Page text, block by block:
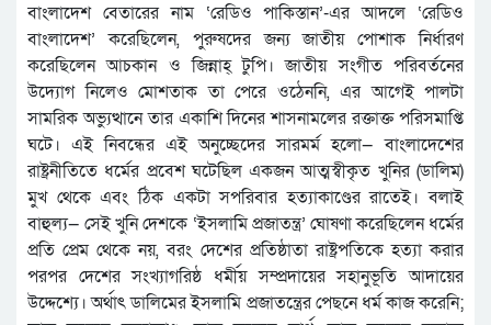
বাংলাদেশ বেতারের নাম ‘রেডিও পাকিস্তান’-এর আদলে ‘রেডিও
বাংলাদেশ’ করেছিলেন, পুরুষদের জন্য জাতীয় পোশাক নির্ধারণ
করেছিলেন আচকান ও জিন্নাহ্‌ টুপি। জাতীয় সংগীত পরিবর্তনের
উদ্যোগ নিলেও মোশতাক তা পেরে ওঠেননি, এর আগেই পালটা
সামরিক অভ্যুত্থানে তার একাশি দিনের শাসনামলের রক্তাক্ত পরিসমাপ্তি
ঘটে। এই নিবন্ধের এই অনুচ্ছেদের সারমর্ম হলো— বাংলাদেশের
রাষ্ট্রনীতিতে ধর্মের প্রবেশ ঘটেছিল একজন আত্মস্বীকৃত খুনির (ডালিম)
মুখ থেকে এবং ঠিক একটা সপরিবার হত্যাকাণ্ডের রাতেই। বলাই
বাহুল্য— সেই খুনি দেশকে ‘ইসলামি প্রজাতন্ত্র’ ঘোষণা করেছিলেন ধর্মের
প্রতি প্রেম থেকে নয়, বরং দেশের প্রতিষ্ঠাতা রাষ্ট্রপতিকে হত্যা করার
পরপর দেশের সংখ্যাগরিষ্ঠ ধর্মীয় সম্প্রদায়ের সহানুভূতি আদায়ের
উদ্দেশ্যে। অর্থাৎ ডালিমের ইসলামি প্রজাতন্ত্রের পেছনে ধর্ম কাজ করেনি;